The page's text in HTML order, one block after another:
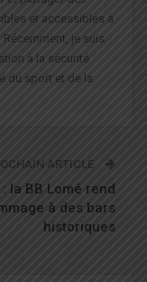
et accessibles à
je suis
à la sécurité
du sport et de la
ARTICLE
: la BB Lomé rend
à des bars
historiques